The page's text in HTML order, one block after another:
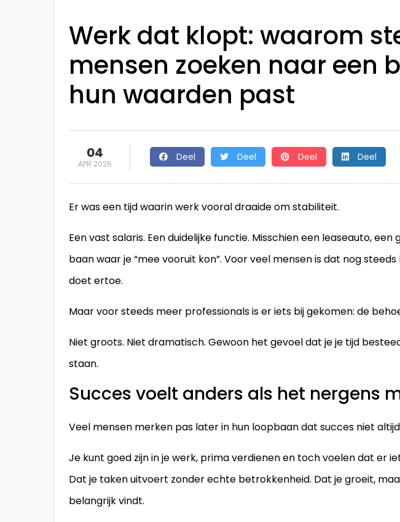
Werk dat klopt: waarom
mensen zoeken naar een
hun waarden past
04
APR 2026
Deel Deel Deel Deel
Er was een tijd waarin werk vooral draaide om stabiliteit.
Een vast salaris. Een duidelijke functie. Misschien een leaseauto,
baan waar je “mee vooruit kon”. Voor veel mensen is dat nog
doet ertoe.
Maar voor steeds meer professionals is er iets bij gekomen: de
Niet groots. Niet dramatisch. Gewoon het gevoel dat je je tijd
staan.
Succes voelt anders als het nergens
Veel mensen merken pas later in hun loopbaan dat succes niet
Je kunt goed zijn in je werk, prima verdienen en toch voelen dat er
Dat je taken uitvoert zonder echte betrokkenheid. Dat je groeit,
belangrijk vindt.